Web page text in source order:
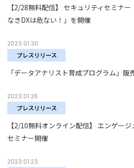
【2/28無料配信】 セキュリティセミナ
なきDXは危ない！」を開催
2023.01.30
プレスリリース
「データアナリスト育成プログラム」販
2023.01.26
プレスリリース
【2/10無料オンライン配信】 エンゲー
セミナー開催
2023.01.23